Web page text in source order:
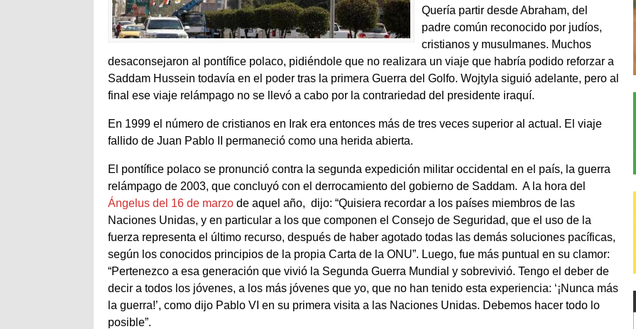
Quería partir desde Abraham, del
padre común reconocido por judíos,
cristianos y musulmanes. Muchos
desaconsejaron al pontífice polaco, pidiéndole que no realizara un viaje que habría podido reforzar a
Saddam Hussein todavía en el poder tras la primera Guerra del Golfo. Wojtyla siguió adelante, pero al
final ese viaje relámpago no se llevó a cabo por la contrariedad del presidente iraquí.
En 1999 el número de cristianos en Irak era entonces más de tres veces superior al actual. El viaje
fallido de Juan Pablo II permaneció como una herida abierta.
El pontífice polaco se pronunció contra la segunda expedición militar occidental en el país, la guerra
relámpago de 2003, que concluyó con el derrocamiento del gobierno de Saddam. A la hora del
Ángelus del 16 de marzo de aquel año, dijo: “Quisiera recordar a los países miembros de las
Naciones Unidas, y en particular a los que componen el Consejo de Seguridad, que el uso de la
fuerza representa el último recurso, después de haber agotado todas las demás soluciones pacíficas,
según los conocidos principios de la propia Carta de la ONU”. Luego, fue más puntual en su clamor:
“Pertenezco a esa generación que vivió la Segunda Guerra Mundial y sobrevivió. Tengo el deber de
decir a todos los jóvenes, a los más jóvenes que yo, que no han tenido esta experiencia: ‘¡Nunca más
la guerra!’, como dijo Pablo VI en su primera visita a las Naciones Unidas. Debemos hacer todo lo
posible”.